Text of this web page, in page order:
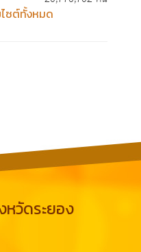
ซต์ทั้งหมด
วัดระยอง